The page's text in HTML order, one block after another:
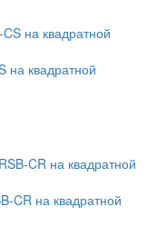
на квадратной
CR на квадратной